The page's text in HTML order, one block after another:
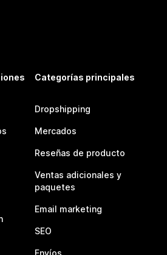
Categorías principales
Dropshipping
Mercados
Reseñas de producto
Ventas adicionales y
paquetes
Email marketing
SEO
Envíos